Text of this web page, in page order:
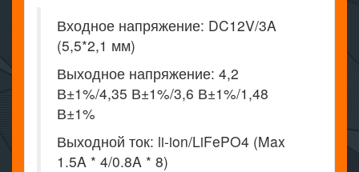
Входное напряжение: DC12V/3A
(5,5*2,1 мм)
Выходное напряжение: 4,2
В±1%/4,35 В±1%/3,6 В±1%/1,48
В±1%
Выходной ток: li-ion/LiFePO4 (Max
1.5A * 4/0.8A * 8)